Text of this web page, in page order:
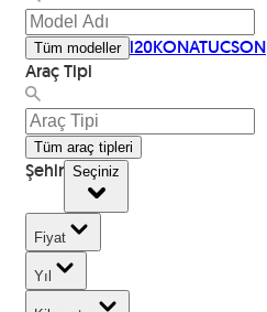
Tüm modeller i20KONATUCSON
Araç Tipi
Tüm araç tipleri
Şehir Seçiniz
Fiyat
Yıl